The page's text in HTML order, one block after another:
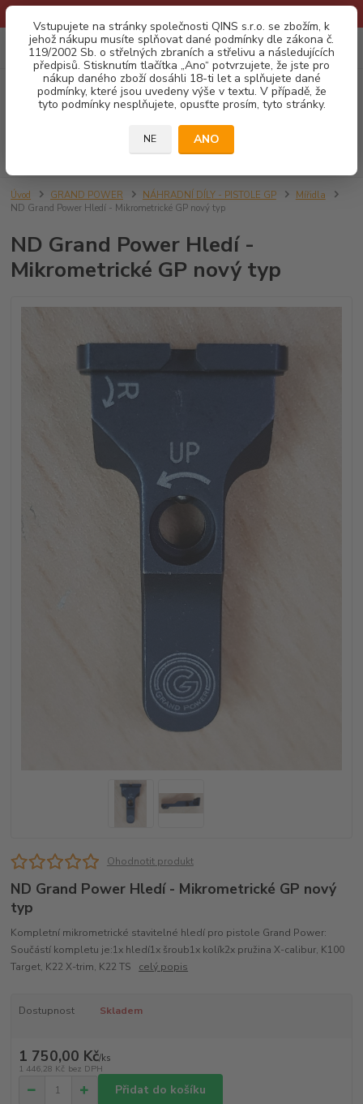
Vstupujete na stránky společnosti QINS s.r.o. se zbožím, k
jehož nákupu musíte splňovat dané podmínky dle zákona č.
119/2002 Sb. o střelných zbraních a střelivu a následujících
předpisů. Stisknutím tlačítka „Ano“ potvrzujete, že jste pro
nákup daného zboží dosáhli 18-ti let a splňujete dané
podmínky, které jsou uvedeny výše v textu. V případě, že
tyto podmínky nesplňujete, opusťte prosím, tyto stránky.
NE ANO
Menu
CZK 0
za0,00 Kč
Úvod GRAND POWER NÁHRADNÍ DÍLY - PISTOLE GP
Mířidla
ND Grand Power Hledí - Mikrometrické GP nový typ
ND Grand Power Hledí -
Mikrometrické GP nový typ
Ohodnotit produkt
ND Grand Power Hledí - Mikrometrické GP nový
typ
Kompletní mikrometrické stavitelné hledí pro pistole Grand Power:
Součástí kompletu je:1x hledí1x šroub1x kolík2x pružina X-calibur, K100
Target, K22 X-trim, K22 TS celý popis
Dostupnost Skladem
1 750,00 Kč/ks
1 446,28 Kč bez DPH
Přidat do košíku